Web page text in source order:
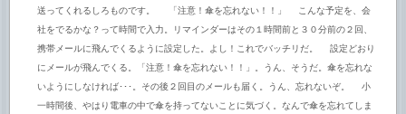
送ってくれるしろものです。 「注意！傘を忘れない！！」 こんな予定を、会
社をでるかな？って時間で入力。リマインダーはその１時間前と３０分前の２回、
携帯メールに飛んでくるように設定した。よし！これでバッチリだ。 設定どおり
にメールが飛んでくる。「注意！傘を忘れない！！」。うん、そうだ。傘を忘れな
いようにしなければ･･･。その後２回目のメールも届く。うん、忘れないぞ。 小
一時間後、やはり電車の中で傘を持ってないことに気づく。なんで傘を忘れてしま